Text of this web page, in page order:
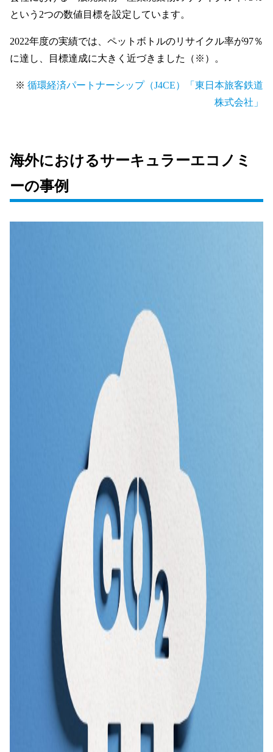
という2つの数値目標を設定しています。
2022年度の実績では、ペットボトルのリサイクル率が97％
に達し、目標達成に大きく近づきました（※）。
※ 循環経済パートナーシップ（J4CE）「東日本旅客鉄道
株式会社」
海外におけるサーキュラーエコノミ
ーの事例